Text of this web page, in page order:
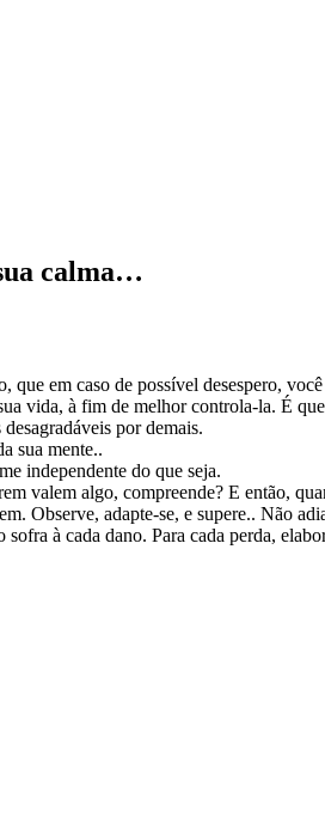
calma…
que em caso de possível desespero,
vida, à fim de melhor controla-la. É
por demais.
sua mente..
independente do que seja.
valem algo, compreende? E então,
Observe, adapte-se, e supere.. Não
à cada dano. Para cada perda,